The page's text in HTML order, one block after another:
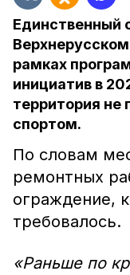
Единственный
рамках
инициатив в
территория не
спортом.
По словам
ремонтных
ограждение,
требовалось.
«Раньше по